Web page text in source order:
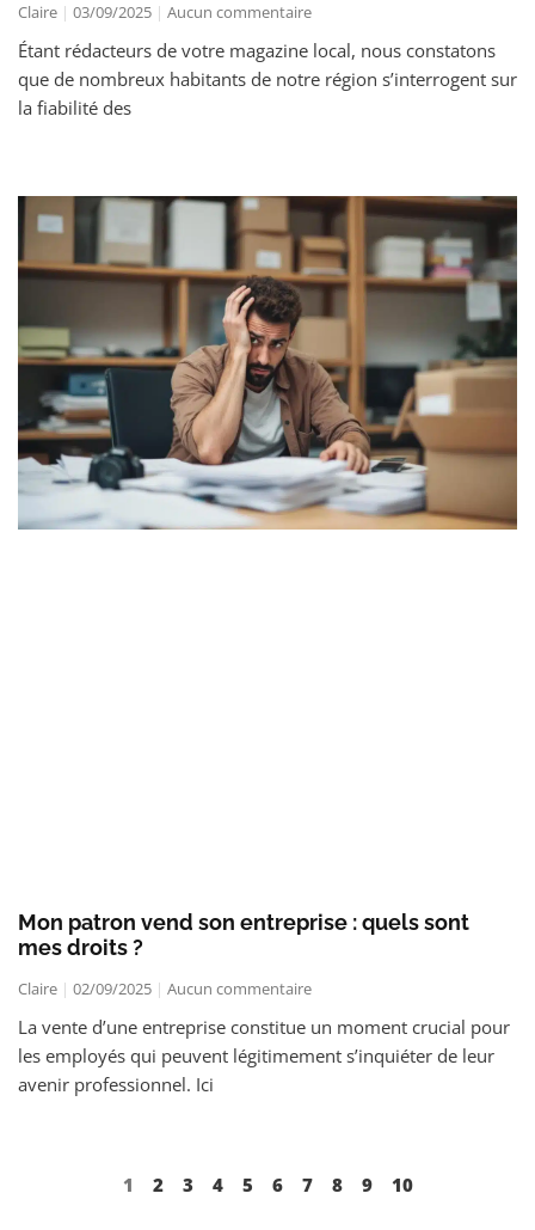
Claire 03/09/2025 Aucun commentaire
Étant rédacteurs de votre magazine local, nous constatons
que de nombreux habitants de notre région s’interrogent sur
la fiabilité des
Mon patron vend son entreprise : quels sont
mes droits ?
Claire 02/09/2025 Aucun commentaire
La vente d’une entreprise constitue un moment crucial pour
les employés qui peuvent légitimement s’inquiéter de leur
avenir professionnel. Ici
1 2 3 4 5 6 7 8 9 10